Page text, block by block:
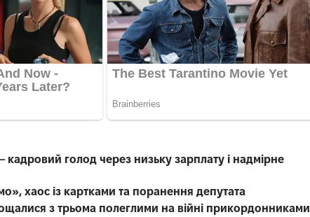
кадровий голод через низьку зарплату і надмірне
хаос із картками та поранення депутата
з трьома полеглими на війні прикордонниками